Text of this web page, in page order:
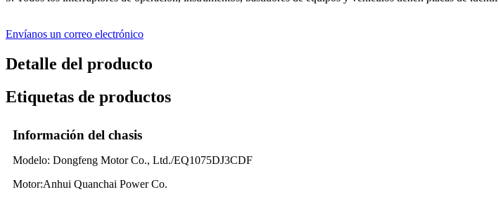
Envíanos un correo electrónico
Detalle del producto
Etiquetas de productos
Información del chasis
Modelo: Dongfeng Motor Co., Ltd./EQ1075DJ3CDF
Motor:Anhui Quanchai Power Co.